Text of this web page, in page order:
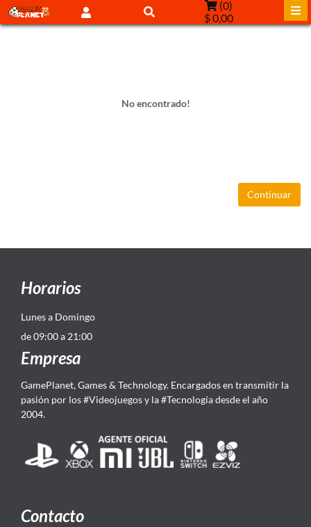
(0)
$ 0,00
No encontrado!
Continuar
Horarios
Lunes a Domingo
de 09:00 a 21:00
Empresa
GamePlanet, Games & Technology. Encargados en transmitir la
pasión por los #Videojuegos y la #Tecnología desde el año
2004.
Contacto